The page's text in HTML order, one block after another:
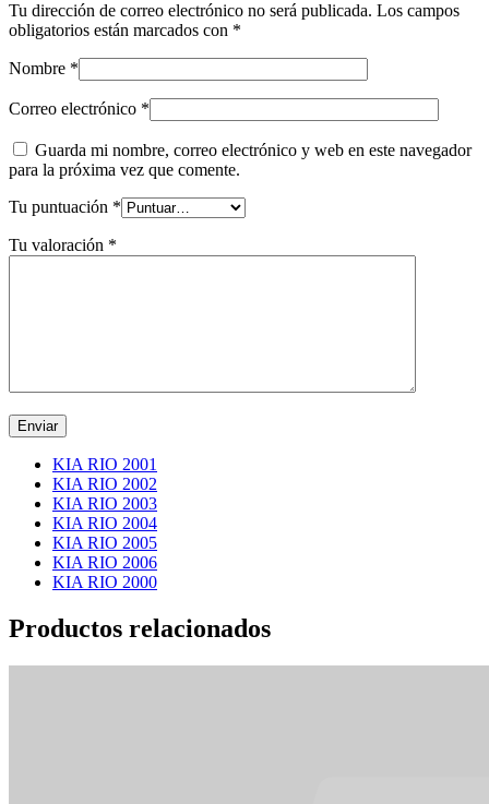
Tu dirección de correo electrónico no será publicada. Los campos
obligatorios están marcados con *
Nombre *
Correo electrónico *
Guarda mi nombre, correo electrónico y web en este navegador
para la próxima vez que comente.
Tu puntuación *
Tu valoración *
KIA RIO 2001
KIA RIO 2002
KIA RIO 2003
KIA RIO 2004
KIA RIO 2005
KIA RIO 2006
KIA RIO 2000
Productos relacionados